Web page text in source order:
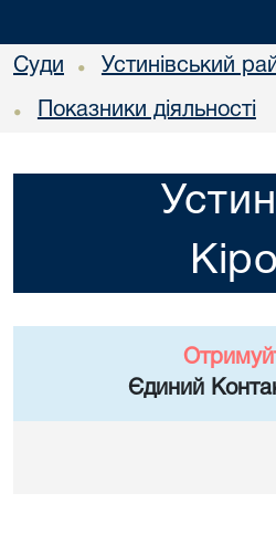
Суди • Устинівський
• Показники діяльності
Єдиний